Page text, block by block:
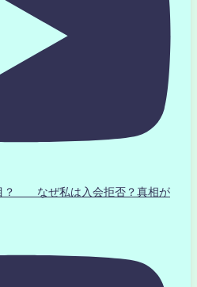
？ なぜ私は入会拒否？真相が